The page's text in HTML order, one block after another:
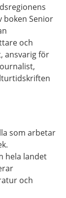
boken Senior
och
ansvarig för
som arbetar
hela landet
och